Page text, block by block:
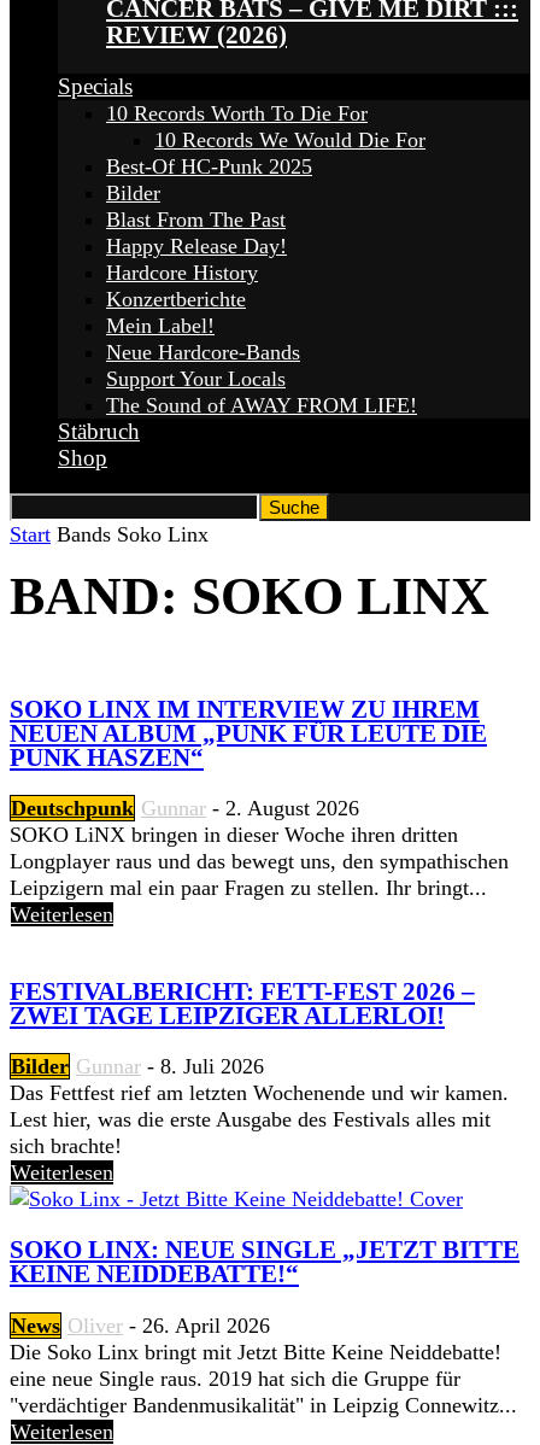
CANCER BATS – GIVE ME DIRT :::
REVIEW (2026)
Specials
10 Records Worth To Die For
10 Records We Would Die For
Best-Of HC-Punk 2025
Bilder
Blast From The Past
Happy Release Day!
Hardcore History
Konzertberichte
Mein Label!
Neue Hardcore-Bands
Support Your Locals
The Sound of AWAY FROM LIFE!
Stäbruch
Shop
Start Bands Soko Linx
BAND: SOKO LINX
SOKO LINX IM INTERVIEW ZU IHREM
NEUEN ALBUM „PUNK FÜR LEUTE DIE
PUNK HASZEN“
Deutschpunk Gunnar - 2. August 2026
SOKO LiNX bringen in dieser Woche ihren dritten
Longplayer raus und das bewegt uns, den sympathischen
Leipzigern mal ein paar Fragen zu stellen. Ihr bringt...
Weiterlesen
FESTIVALBERICHT: FETT-FEST 2026 –
ZWEI TAGE LEIPZIGER ALLERLOI!
Bilder Gunnar - 8. Juli 2026
Das Fettfest rief am letzten Wochenende und wir kamen.
Lest hier, was die erste Ausgabe des Festivals alles mit
sich brachte!
Weiterlesen
SOKO LINX: NEUE SINGLE „JETZT BITTE
KEINE NEIDDEBATTE!“
News Oliver - 26. April 2026
Die Soko Linx bringt mit Jetzt Bitte Keine Neiddebatte!
eine neue Single raus. 2019 hat sich die Gruppe für
"verdächtiger Bandenmusikalität" in Leipzig Connewitz...
Weiterlesen